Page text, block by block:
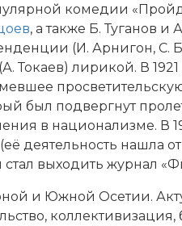
ко­ме­дии
, а так­же Б. Ту­га­нов
(И. Ар­ни­гон, С.
То­ка­ев) ли­ри­кой. В
был под­верг­нут
в на­цио­на­лиз­ме. В
дея­тель­ность на­шла
вы­хо­дить журнал
и Южной Осе­тии.